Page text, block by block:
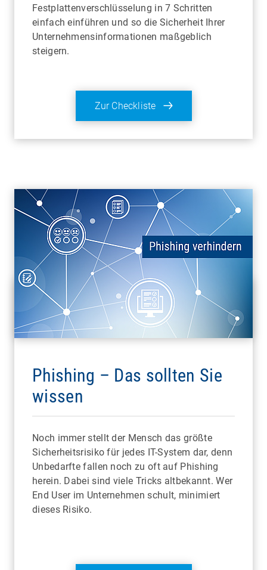
Festplattenverschlüsselung in 7 Schritten
einfach einführen und so die Sicherheit Ihrer
Unternehmensinformationen maßgeblich
steigern.
Zur Checkliste
Phishing – Das sollten Sie
wissen
Noch immer stellt der Mensch das größte
Sicherheitsrisiko für jedes IT-System dar, denn
Unbedarfte fallen noch zu oft auf Phishing
herein. Dabei sind viele Tricks altbekannt. Wer
End User im Unternehmen schult, minimiert
dieses Risiko.